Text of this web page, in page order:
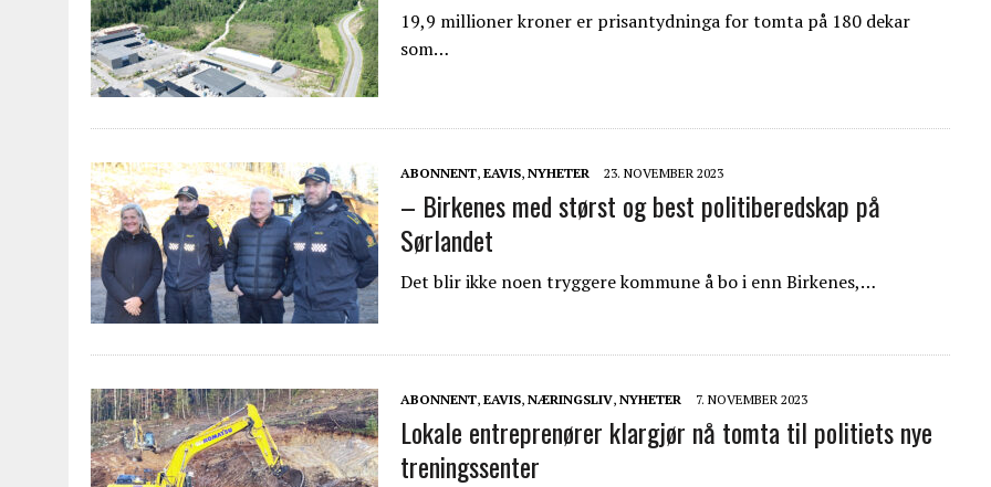
19,9 millioner kroner er prisantydninga for tomta på 180 dekar
som…
ABONNENT, EAVIS, NYHETER 23. NOVEMBER 2023
– Birkenes med størst og best politiberedskap på
Sørlandet
Det blir ikke noen tryggere kommune å bo i enn Birkenes,…
ABONNENT, EAVIS, NÆRINGSLIV, NYHETER 7. NOVEMBER 2023
Lokale entreprenører klargjør nå tomta til politiets nye
treningssenter